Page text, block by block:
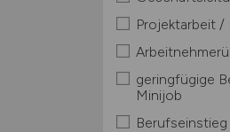
Projektarbeit /
geringfügige
Minijob
Berufseinstieg